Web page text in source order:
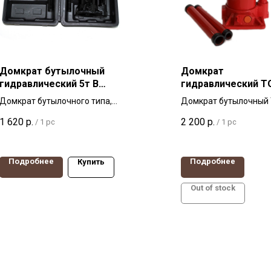
Домкрат бутылочный
гидравлический 5т В
КЕЙСЕ (1 клапан)
Домкрат бутылочного типа,
175-345 мм
1 620 р. / 1 pc
Подробнее Купить
Домкрат
гидравлический
ДГ-5, г/п 5 тонн
Домкрат бутылочный
в/п 190-310мм, защита
2 200 р. / 1 pc
Подробнее
Out of stock